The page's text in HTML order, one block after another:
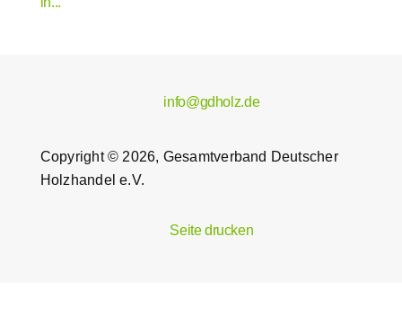
info@gdholz.de
Copyright © 2026, Gesamtverband Deutscher
Holzhandel e.V.
Seite drucken